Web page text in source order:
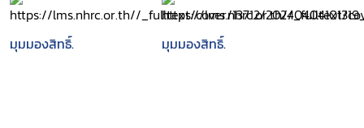
มุมมองสิทธิ์. มุมมองสิทธิ์.